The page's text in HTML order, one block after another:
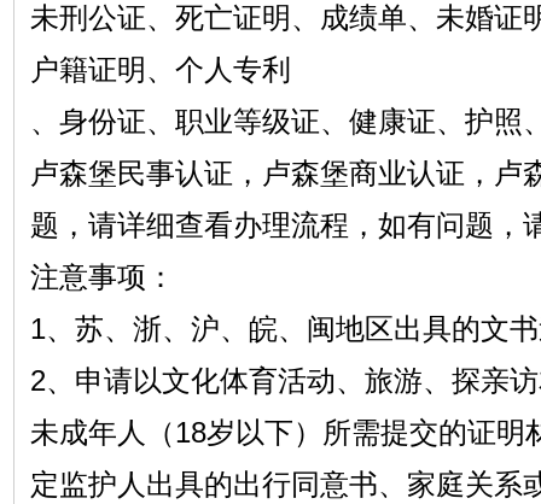
未刑公证、死亡证明、成绩单、未婚证
户籍证明、个人专利
、身份证、职业等级证、健康证、护照
卢森堡民事认证，卢森堡商业认证，卢
题，请详细查看办理流程，如有问题，
注意事项：
1、苏、浙、沪、皖、闽地区出具的文
2、申请以文化体育活动、旅游、探亲
未成年人（18岁以下）所需提交的证明
定监护人出具的出行同意书、家庭关系